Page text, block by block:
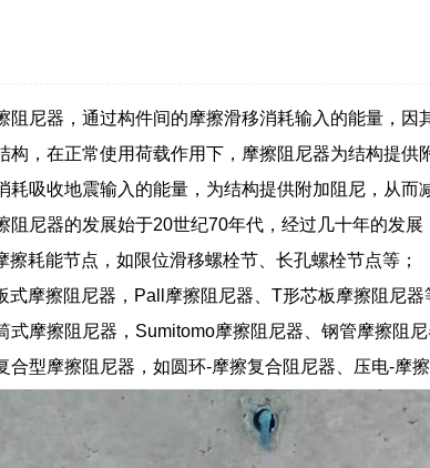
阻尼器，通过构件间的摩擦滑移消耗输入的能量，
构，在正常使用荷载作用下，摩擦阻尼器为结构提
耗吸收地震输入的能量，为结构提供附加阻尼，从而
阻尼器的发展始于20世纪70年代，经过几十年的发展
擦耗能节点，如限位滑移螺栓节、长孔螺栓节点等；
式摩擦阻尼器，Pall摩擦阻尼器、T形芯板摩擦阻尼器
式摩擦阻尼器，Sumitomo摩擦阻尼器、钢管摩擦阻尼
合型摩擦阻尼器，如圆环-摩擦复合阻尼器、压电-摩擦